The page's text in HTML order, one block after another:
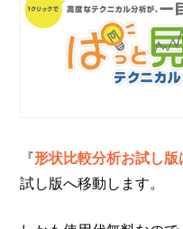
『形状比較分析お試し版
試し版へ移動します。